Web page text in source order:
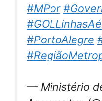
#MPor
#PortoAlegre
— Ministério